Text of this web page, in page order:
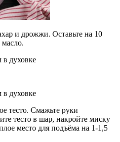
и дрожжи. Оставьте на 10
масло.
тесто. Смажьте руки
тесто в шар, накройте миску
место для подъёма на 1-1,5